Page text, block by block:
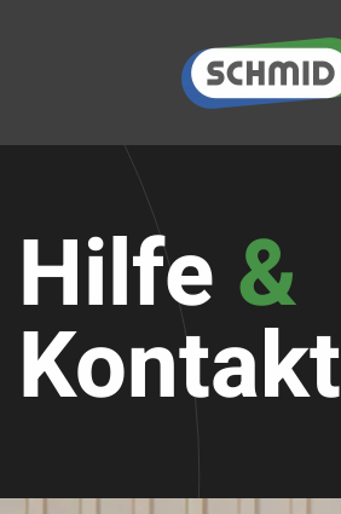
Hilfe&
Kontakt